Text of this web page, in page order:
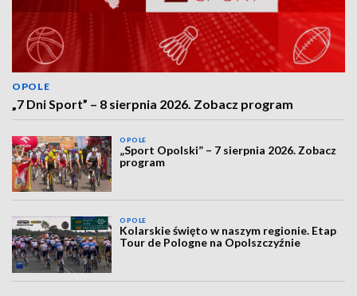
OPOLE
„7 Dni Sport” – 8 sierpnia 2026. Zobacz program
OPOLE
„Sport Opolski” – 7 sierpnia 2026. Zobacz
program
OPOLE
Kolarskie święto w naszym regionie. Etap
Tour de Pologne na Opolszczyźnie